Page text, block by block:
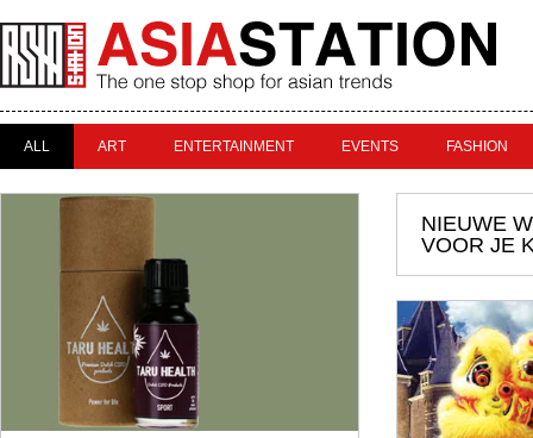
ALL ART ENTERTAINMENT EVENTS FASHION
NIEUWE
VOOR JE